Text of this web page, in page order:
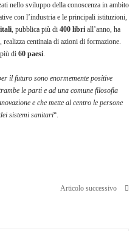
nello sviluppo della conoscenza in ambito
con l’industria e le principali istituzioni,
, pubblica più di 400 libri all’anno, ha
, realizza centinaia di azioni di formazione.
di 60 paesi.
il futuro sono enormemente positive
le parti e ad una comune filosofia
e che mette al centro le persone
sistemi sanitari“.
Articolo successivo